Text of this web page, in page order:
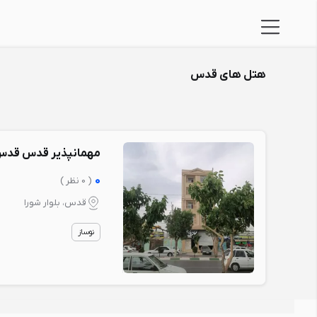
هتل های قدس
مهمانپذیر قدس
0 ( 0 نظر )
قدس، بلوار شورا
نوساز